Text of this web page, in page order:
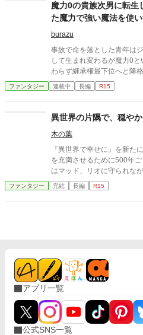
魔力0の貴族次男に転生
た魔力で強い魔法を使
burazu
事故で命を落とした青年は
して生まれ変わるが魔力0
わらず継承権最下位へと降
ジュンは騎士団長メイルよ
功スキルを学ぶ。 その気功
愕させる。
ファンタジー 連載中 長編 R15
異世界の片隅で、穏や
木の葉
『異世界で幸せに』を新たに加筆
を充満させるために500年
はマッド、リオに守られな
族の温かさ、仲間の素晴ら
語。 隠された謎、迫りくる
ファンタジー 完結 長編 R15
アプリ一覧
公式SNS一覧